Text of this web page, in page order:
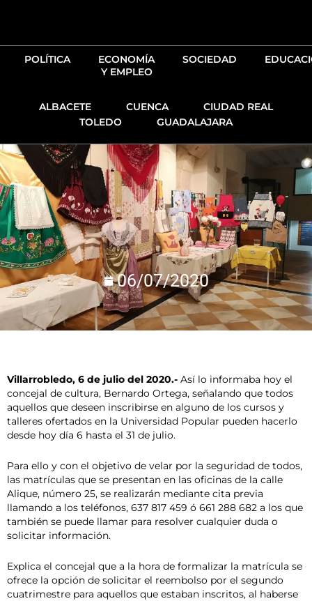
POLÍTICA
ECONOMÍA
Y EMPLEO
SOCIEDAD
ALBACETE CUENCA
CIUDAD REAL
TOLEDO
GUADALAJARA
06/07/2020
Villarrobledo, 6 de julio del 2020.- Así lo informaba hoy el
concejal de cultura, Bernardo Ortega, señalando que todos
aquellos que deseen inscribirse en alguno de los cursos y
talleres ofertados en la Universidad Popular pueden hacerlo
desde hoy día 6 hasta el 31 de julio.
Para ello y con el objetivo de velar por la seguridad de todos,
las matrículas que se presentan en las oficinas de la calle
Alique, número 25, se realizarán mediante cita previa
llamando a los teléfonos, 637 817 459 ó 661 288 682 a los que
también se puede llamar para resolver cualquier duda o
solicitar información.
Explica el concejal que a la hora de formalizar la matrícula se
ofrece la opción de solicitar el reembolso por el segundo
cuatrimestre para aquellos que estaban inscritos, al haberse